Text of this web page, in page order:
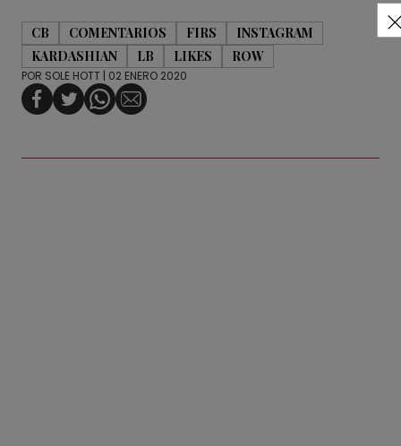
CB COMENTARIOS FIRS
INSTAGRAM
KARDASHIAN
LB LIKES ROW
POR SOLE HOTT | 02 ENERO 2020